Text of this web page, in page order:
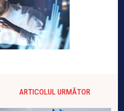
ARTICOLUL URMĂTOR